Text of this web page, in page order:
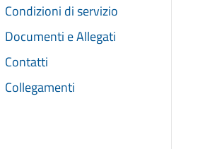
Condizioni di servizio
Documenti e Allegati
Contatti
Collegamenti